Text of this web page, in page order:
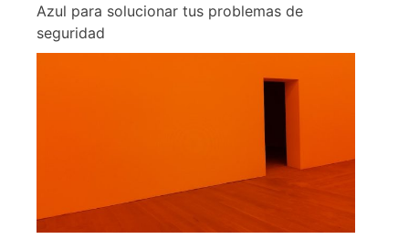
Azul para solucionar tus problemas de
seguridad